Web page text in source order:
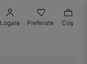
Logare Preferate Coş